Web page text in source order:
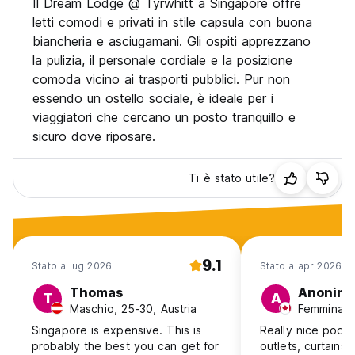
5. Politica di cancellazione:
(a) Per la cancellazione o la modifica della prenotazione, si
prega di inviare un'e-mail almeno 72 ore prima della data di
arrivo. Un'e-mail di conferma della cancellazione sarà inviata
all'ospite.
(b) Se la cancellazione non è stata effettuata con successo
prima di 72 ore prima della data di arrivo, tutte le spese di
pernottamento saranno addebitate sulla carta di credito con
un supplemento del 4% per le spese amministrative della
(c) In caso di mancata presentazione, l'intero costo della
prenotazione sarà addebitato sulla carta di credito con
un'ulteriore tassa amministrativa del 4%.
(d) Per TUTTE le prenotazioni, in caso di mancato addebito
sulla carta di credito, la prenotazione verrà cancellata.
6. Limiti di età: L'età minima per soggiornare nell'ostello è di
Il Dream Lodge @ Tyrwhitt a Singapore offre
letti comodi e privati in stile capsula con buona
biancheria e asciugamani. Gli ospiti apprezzano
la pulizia, il personale cordiale e la posizione
comoda vicino ai trasporti pubblici. Pur non
essendo un ostello sociale, è ideale per i
viaggiatori che cercano un posto tranquillo e
sicuro dove riposare.
Ti è stato utile?
Stato a lug 2026 9.1
T Thomas
Maschio, 25-30, Austria
Singapore is expensive. This is
probably the best you can get for
Stato a apr 2026
A
Femmina,
Really nice pod
outlets, curtains,